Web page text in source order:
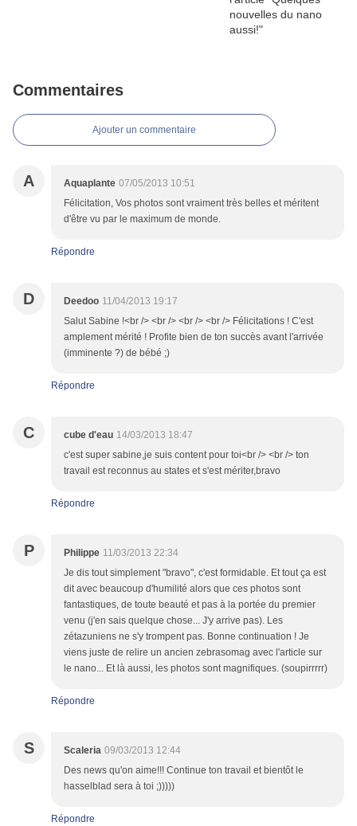
Commentaires
Ajouter un commentaire
A Aquaplante 07/05/2013 10:51
Félicitation, Vos photos sont vraiment très belles et méritent
d'être vu par le maximum de monde.
Répondre
D Deedoo 11/04/2013 19:17
Salut Sabine !<br /> <br /> <br /> <br /> Félicitations ! C'est
amplement mérité ! Profite bien de ton succès avant l'arrivée
(imminente ?) de bébé ;)
Répondre
C cube d'eau 14/03/2013 18:47
c'est super sabine,je suis content pour toi<br /> <br /> ton
travail est reconnus au states et s'est mériter,bravo
Répondre
P Philippe 11/03/2013 22:34
Je dis tout simplement "bravo", c'est formidable. Et tout ça est
dit avec beaucoup d'humilité alors que ces photos sont
fantastiques, de toute beauté et pas à la portée du premier
venu (j'en sais quelque chose... J'y arrive pas). Les
zétazuniens ne s'y trompent pas. Bonne continuation ! Je
viens juste de relire un ancien zebrasomag avec l'article sur
le nano... Et là aussi, les photos sont magnifiques. (soupirrrrr)
Répondre
S Scaleria 09/03/2013 12:44
Des news qu'on aime!!! Continue ton travail et bientôt le
hasselblad sera à toi ;)))))
Répondre